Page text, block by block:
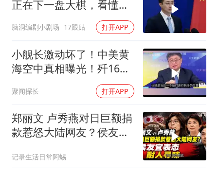
正在下一盘大棋，看懂的
脑洞编剧小剧场 17跟贴 打开APP
小舰长激动坏了！中美黄
海空中真相曝光！歼16狗
美军F16！解放军南海绝
对武力！
聚闻探长 打开APP
郑丽文 卢秀燕对日巨额捐
款惹怒大陆网友？侯友宜
记录生活日常阿蜴